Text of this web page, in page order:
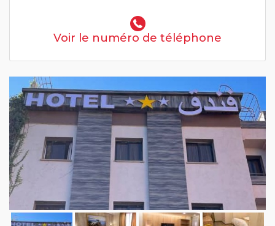
Voir le numéro de téléphone